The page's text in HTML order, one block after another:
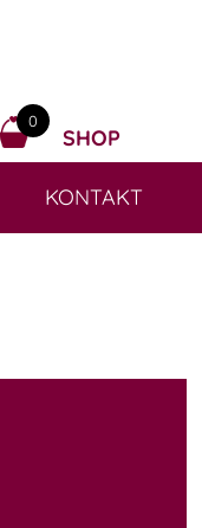
0
SHOP
KONTAKT